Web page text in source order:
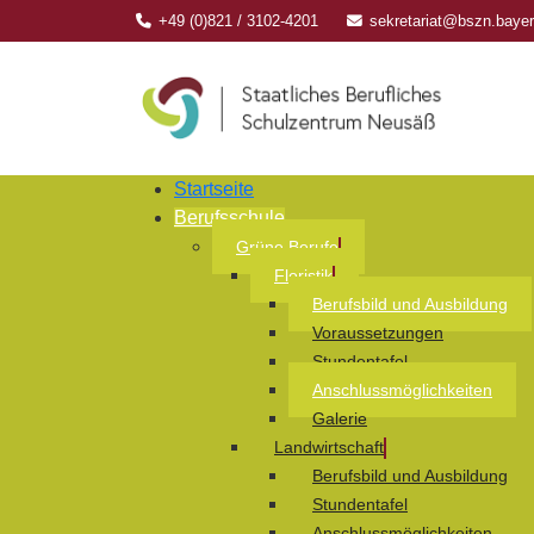
+49 (0)821 / 3102-4201
Startseite
Berufsschule
Grüne Berufe
Floristik
Berufsbild und Ausbildung
Voraussetzungen
Stundentafel
Anschlussmöglichkeiten
Galerie
Landwirtschaft
Berufsbild und Ausbildung
Stundentafel